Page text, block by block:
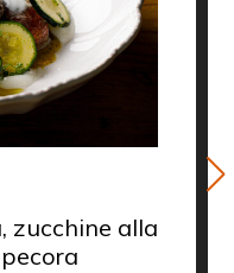
zucchine alla